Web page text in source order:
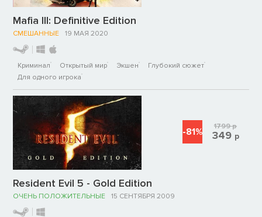
Mafia III: Definitive Edition
СМЕШАННЫЕ 19 МАЯ 2020
Криминал Открытый мир Экшен
Глубокий сюжет
Для одного игрока
Resident Evil 5 - Gold Edition
ОЧЕНЬ ПОЛОЖИТЕЛЬНЫЕ 15 СЕНТЯБРЯ 2009
-81% 1799р
349 р